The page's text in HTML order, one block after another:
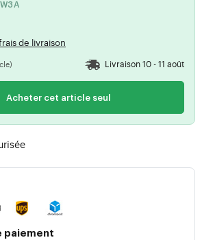
W3A
de livraison
Livraison 10 - 11 août
Acheter cet article seul
paiement